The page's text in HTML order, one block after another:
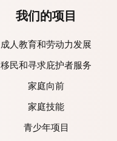
我们的项目
成人教育和劳动力发展
移民和寻求庇护者服务
家庭向前
家庭技能
青少年项目